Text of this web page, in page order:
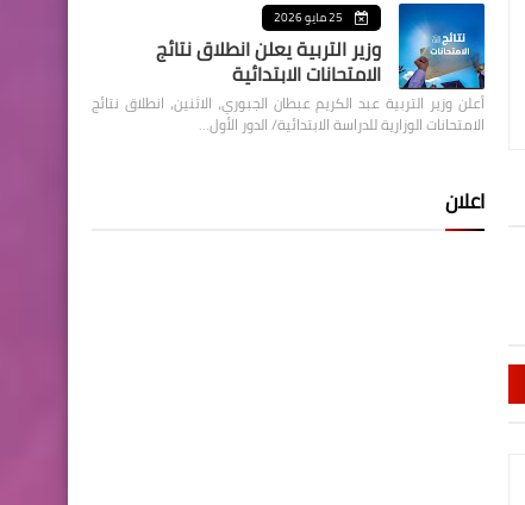
25 مايو 2026
وزير التربية يعلن انطلاق نتائج
الامتحانات الابتدائية
أعلن وزير التربية عبد الكريم عبطان الجبوري، الاثنين، انطلاق نتائج
الامتحانات الوزارية للدراسة الابتدائية/ الدور الأول…
اعلان